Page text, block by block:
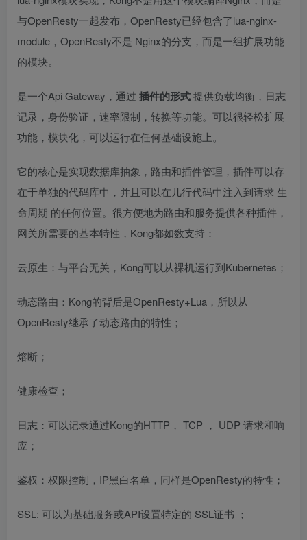
与OpenResty一起发布，OpenResty已经包含了lua-nginx-
module，OpenResty不是 Nginx的分支，而是一组扩展功能
的模块。
是一个Api Gateway，通过 插件的形式提供负载均衡，日志
记录，身份验证，速率限制，转换等功能。可以很轻松扩展
功能，模块化，可以运行在任何基础设施上。
它的核心是实现数据库抽象，路由和插件管理，插件可以存
在于单独的代码库中，并且可以在几行代码中注入到请求 生
命周期 的任何位置。很方便地为路由和服务提供各种插件，
网关所需要的基本特性，Kong都如数支持：
云原生：与平台无关，Kong可以从裸机运行到Kubernetes；
动态路由：Kong的背后是OpenResty+Lua，所以从
OpenResty继承了动态路由的特性；
熔断；
健康检查；
日志：可以记录通过Kong的HTTP， TCP ， UDP 请求和响
应；
鉴权：权限控制，IP黑白名单，同样是OpenResty的特性；
SSL: 可以为基础服务或API设置特定的 SSL证书 ；